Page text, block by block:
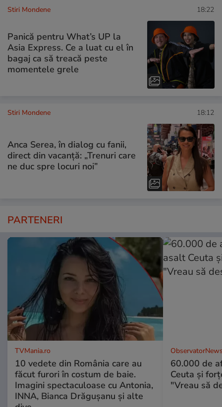
Stiri Mondene 18:22
Panică pentru What’s UP la
Asia Express. Ce a luat cu el în
bagaj ca să treacă peste
momentele grele
Stiri Mondene 18:12
Anca Serea, în dialog cu fanii,
direct din vacanță: „Trenuri care
ne duc spre locuri noi”
PARTENERI
TVMania.ro
10 vedete din România care au
făcut furori în costum de baie.
Imagini spectaculoase cu Antonia,
INNA, Bianca Drăgușanu și alte
60.000 de
Ceuta şi
"Vreau să